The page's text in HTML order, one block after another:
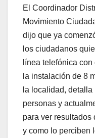
El Coordinador
Movimiento
dijo que ya
los ciudadanos
línea telefónica
la instalación de 8
la localidad,
personas y
para ver resultados
y como lo perciben